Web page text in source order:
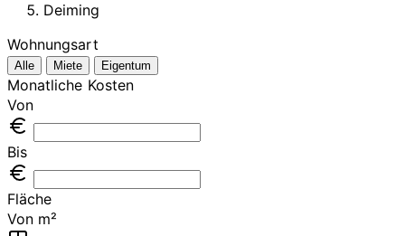
Deiming
Wohnungsart
Alle Miete Eigentum
Monatliche Kosten
Von
Bis
Fläche
Von m²